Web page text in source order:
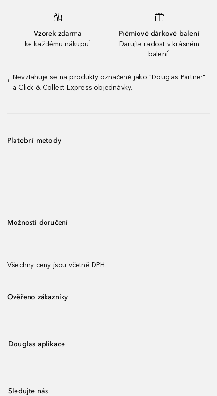
Vzorek zdarma
ke každému nákupu¹
Prémiové dárkové balení
Darujte radost v krásném
balení¹
¹
Nevztahuje se na produkty označené jako "Douglas Partner"
a Click & Collect Express objednávky.
Platební metody
Možnosti doručení
Všechny ceny jsou včetně DPH.
Ověřeno zákazníky
Douglas aplikace
Sledujte nás